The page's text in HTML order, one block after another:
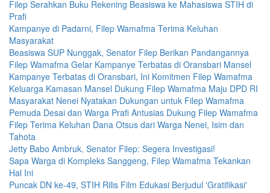
Filep Serahkan Buku Rekening Beasiswa ke Mahasiswa STIH di
Prafi
Kampanye di Padarni, Filep Wamafma Terima Keluhan
Masyarakat
Beasiswa SUP Nunggak, Senator Filep Berikan Pandangannya
Filep Wamafma Gelar Kampanye Terbatas di Oransbari Mansel
Kampanye Terbatas di Oransbari, Ini Komitmen Filep Wamafma
Keluarga Kamasan Mansel Dukung Filep Wamafma Maju DPD RI
Masyarakat Nenei Nyatakan Dukungan untuk Filep Wamafma
Pemuda Desai dan Warga Prafi Antusias Dukung Filep Wamafma
Filep Terima Keluhan Dana Otsus dari Warga Nenei, Isim dan
Tahota
Jetty Babo Ambruk, Senator Filep: Segera Investigasi!
Sapa Warga di Kompleks Sanggeng, Filep Wamafma Tekankan
Hal Ini
Puncak DN ke-49, STIH Rilis Film Edukasi Berjudul 'Gratifikasi'